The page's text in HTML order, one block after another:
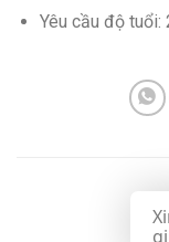
Yêu cầu độ tuổi: